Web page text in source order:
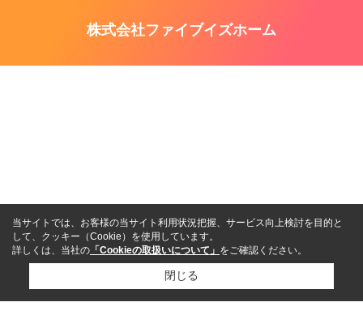
株式会社ファイブイズホーム
当サイトでは、お客様の当サイト利用状況把握、サービス向上検討を目的と
して、クッキー（Cookie）を使用しています。
詳しくは、当社の 「Cookieの取扱いについて」 をご確認ください。
閉じる